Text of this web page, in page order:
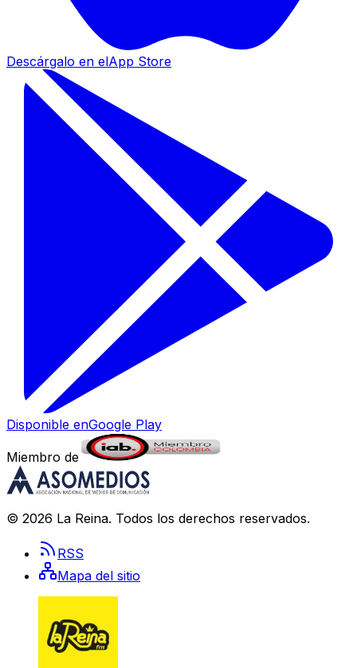
Descárgalo en elApp Store
Disponible enGoogle Play
Miembro de
© 2026 La Reina. Todos los derechos reservados.
RSS
Mapa del sitio